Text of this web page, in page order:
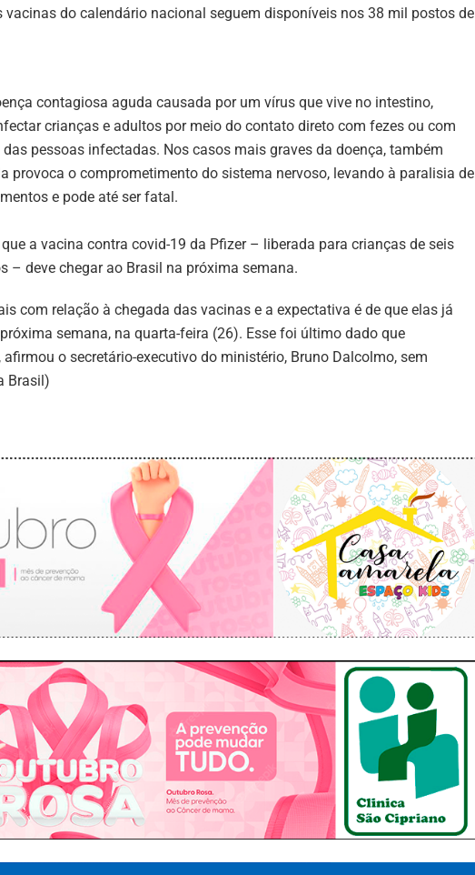
vacinas do calendário nacional seguem disponíveis nos 38 mil postos de
contagiosa aguda causada por um vírus que vive no intestino,
crianças e adultos por meio do contato direto com fezes ou com
pessoas infectadas. Nos casos mais graves da doença, também
provoca o comprometimento do sistema nervoso, levando à paralisia de
e pode até ser fatal.
a vacina contra covid-19 da Pfizer – liberada para crianças de seis
– deve chegar ao Brasil na próxima semana.
com relação à chegada das vacinas e a expectativa é de que elas já
semana, na quarta-feira (26). Esse foi último dado que
afirmou o secretário-executivo do ministério, Bruno Dalcolmo, sem
Brasil)